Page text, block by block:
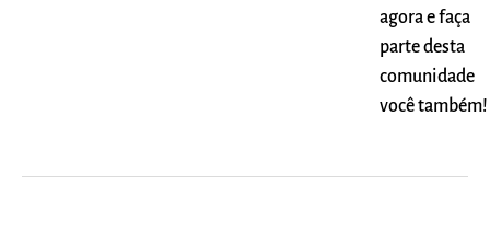
agora e faça
parte desta
comunidade
você também!